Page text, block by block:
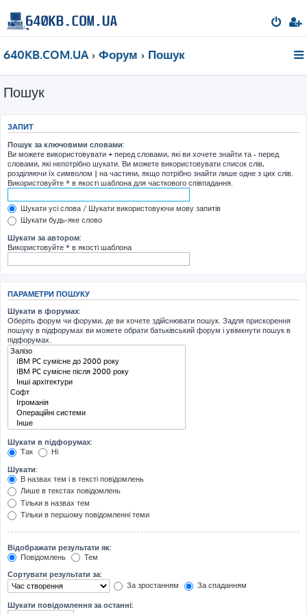
640KB.COM.UA Форум Пошук
Пошук
ЗАПИТ
Пошук за ключовими словами:
Ви можете використовувати + перед словами, які ви хочете знайти та - перед
словами, які непотрібно шукати. Ви можете використовувати список слів,
розділяючи їх символом | на частини, якщо потрібно знайти лише одне з цих слів.
Використовуйте * в якості шаблона для часткового співпадання.
Шукати усі слова / Шукати використовуючи мову запитів
Шукати будь-яке слово
Шукати за автором:
Використовуйте * в якості шаблона
ПАРАМЕТРИ ПОШУКУ
Шукати в форумах:
Оберіть форум чи форуми, де ви хочете здійснювати пошук. Задля прискорення
пошуку в підфорумах ви можете обрати батьківський форум і увімкнути пошук в
підфорумах.
Шукати в підфорумах:
Так
Ні
Шукати:
В назвах тем і в тексті повідомлень
Лише в текстах повідомлень
Тільки в назвах тем
Тільки в першому повідомленні теми
Відображати результати як:
Повідомлень
Тем
Сортувати результати за:
За зростанням
За спаданням
Шукати повідомлення за останні: